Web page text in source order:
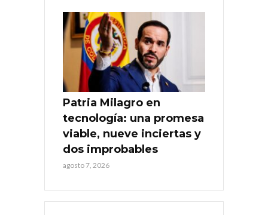
Patria Milagro en
tecnología: una promesa
viable, nueve inciertas y
dos improbables
agosto 7, 2026